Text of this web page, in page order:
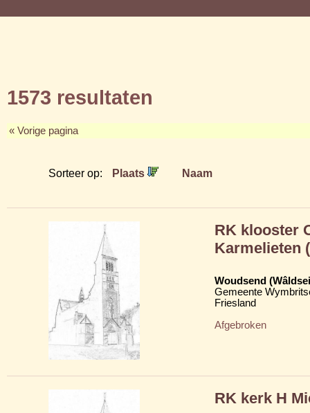
1573 resultaten
« Vorige pagina
Sorteer op: Plaats Naam
RK klooster
Karmelieten
Woudsend
Gemeente
Friesland
Afgebroken
RK kerk H